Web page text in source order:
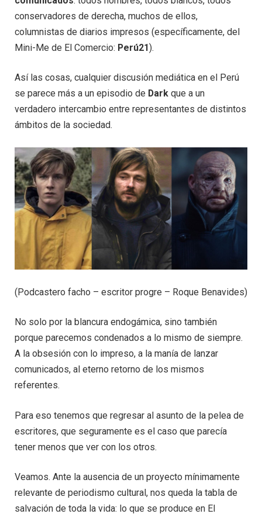
conservadores de derecha, muchos de ellos,
columnistas de diarios impresos (específicamente, del
Mini-Me de El Comercio: Perú21).
Así las cosas, cualquier discusión mediática en el Perú
se parece más a un episodio de Dark que a un
verdadero intercambio entre representantes de distintos
ámbitos de la sociedad.
(Podcastero facho – escritor progre – Roque Benavides)
No solo por la blancura endogámica, sino también
porque parecemos condenados a lo mismo de siempre.
A la obsesión con lo impreso, a la manía de lanzar
comunicados, al eterno retorno de los mismos
referentes.
Para eso tenemos que regresar al asunto de la pelea de
escritores, que seguramente es el caso que parecía
tener menos que ver con los otros.
Veamos. Ante la ausencia de un proyecto mínimamente
relevante de periodismo cultural, nos queda la tabla de
salvación de toda la vida: lo que se produce en El